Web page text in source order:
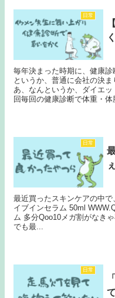
日常
毎年決まった時期に、健康
というか、普通に会社の決
あ、なんというか、ダイエ
回毎回の健康診断で体重・体
日常
最近買ったスキンケアの中
イブインセラム 50ml
ム 多分Qoo10メガ割がなき
でも最...
日常